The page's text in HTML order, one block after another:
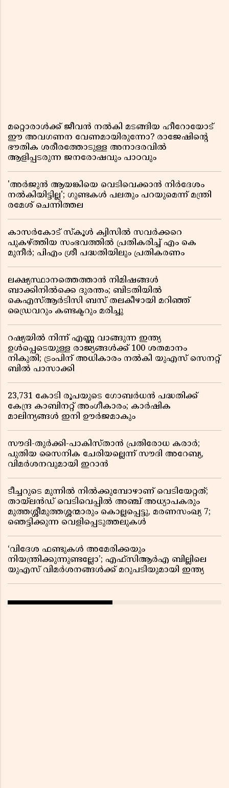
മറ്റൊരാൾക്ക് ജീവൻ നൽകി മടങ്ങിയ ഹീറോയോട്
ഈ അവഗണന വേണമായിരുന്നോ? രാജേഷിൻ്റെ
ഭൗതിക ശരീരത്തോടുള്ള അനാദരവിൽ
ആളിപ്പടരുന്ന ജനരോഷവും പാഠവും
'അർജുൻ ആയങ്കിയെ വെടിവെക്കാൻ നിർദേശം
നൽകിയിട്ടില്ല'; ഗുണ്ടകൾ പലതും പറയുമെന്ന് മന്ത്രി
രമേശ് ചെന്നിത്തല
കാസർകോട് സ്കൂൾ ക്വിസിൽ സവർക്കറെ
പുകഴ്ത്തിയ സംഭവത്തിൽ പ്രതികരിച്ച് എം കെ
മുനീർ; പിഎം ശ്രീ പദ്ധതിയിലും പ്രതികരണം
ലക്ഷ്യസ്ഥാനത്തെത്താൻ നിമിഷങ്ങൾ
ബാക്കിനിൽക്കെ ദുരന്തം; ബിടതിയിൽ
കെഎസ്ആർടിസി ബസ് തലകീഴായി മറിഞ്ഞ്
ഡ്രൈവറും കണ്ടക്ടറും മരിച്ചു
റഷ്യയിൽ നിന്ന് എണ്ണ വാങ്ങുന്ന ഇന്ത്യ
ഉൾപ്പെടെയുള്ള രാജ്യങ്ങൾക്ക് 100 ശതമാനം
നികുതി; ട്രംപിന് അധികാരം നൽകി യുഎസ് സെനറ്റ്
ബിൽ പാസാക്കി
23,731 കോടി രൂപയുടെ ഗോബർധൻ പദ്ധതിക്ക്
കേന്ദ്ര കാബിനറ്റ് അംഗീകാരം; കാർഷിക
മാലിന്യങ്ങൾ ഇനി ഊർജമാകും
സൗദി-തുർക്കി-പാകിസ്താൻ പ്രതിരോധ കരാർ;
പുതിയ സൈനിക ചേരിയല്ലെന്ന് സൗദി അറേബ്യ,
വിമർശനവുമായി ഇറാൻ
ടീച്ചറുടെ മുന്നിൽ നിൽക്കുമ്പോഴാണ് വെടിയേറ്റത്;
തായ്‌ലൻഡ് വെടിവെപ്പിൽ അഞ്ച് അധ്യാപകരും
മുത്തശ്ശീമുത്തശ്ശന്മാരും കൊല്ലപ്പെട്ടു, മരണസംഖ്യ 7;
ഞെട്ടിക്കുന്ന വെളിപ്പെടുത്തലുകൾ
‘വിദേശ ഫണ്ടുകൾ അമേരിക്കയും
നിയന്ത്രിക്കുന്നുണ്ടല്ലോ’; എഫ്സിആർഎ ബില്ലിലെ
യുഎസ് വിമർശനങ്ങൾക്ക് മറുപടിയുമായി ഇന്ത്യ